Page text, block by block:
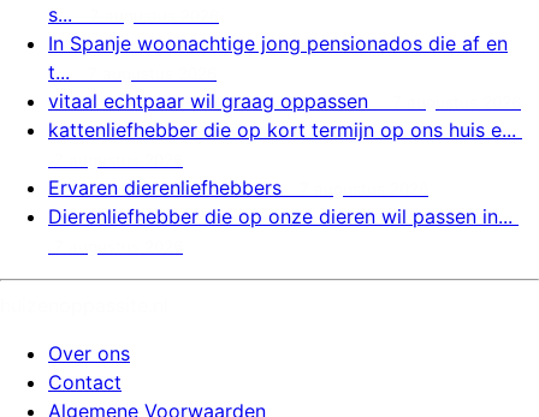
s...
In Spanje woonachtige jong pensionados die af en
t...
vitaal echtpaar wil graag oppassen
kattenliefhebber die op kort termijn op ons huis e...
Ervaren dierenliefhebbers
Dierenliefhebber die op onze dieren wil passen in...
Over ons
Contact
Algemene Voorwaarden